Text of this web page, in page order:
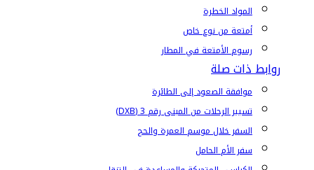
المواد الخطرة
أمتعة من نوع خاص
رسوم الأمتعة في المطار
روابط ذات صلة
موافقة الصعود إلى الطائرة
تسيير الرحلات من المبنى رقم 3 (DXB)
السفر خلال موسم العمرة والحج
سفر الأم الحامل